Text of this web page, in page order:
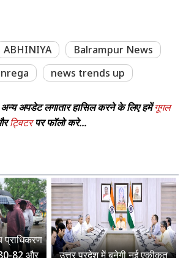
ABHINIYA
Balrampur News
news trends up
अपडेट लगातार हासिल करने के लिए हमेंगूगल
ट्विटरपर फॉलो करे...
प्राधिकरण
80-82 और
उत्तर प्रदेश में बनेगी नई एकीकृत